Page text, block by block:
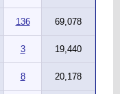
136 69,078
3 19,440
8 20,178